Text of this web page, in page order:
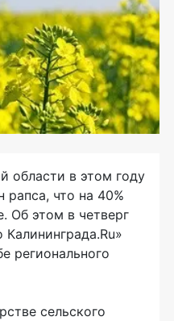
области в этом году
что на 40%
Об этом в четверг
регионального
сельского